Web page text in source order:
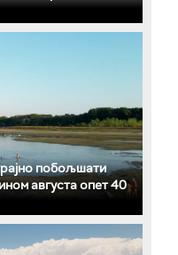
побољшати
августа опет 40